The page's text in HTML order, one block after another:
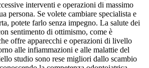
interventi e operazioni di massimo
persona. Se volete cambiare specialista e
potete farlo senza impegno. La salute dei
sentimento di ottimismo, come è
offre apparecchi e operazioni di livello
alle infiammazioni e alle malattie del
studio sono rese migliori dallo scambio